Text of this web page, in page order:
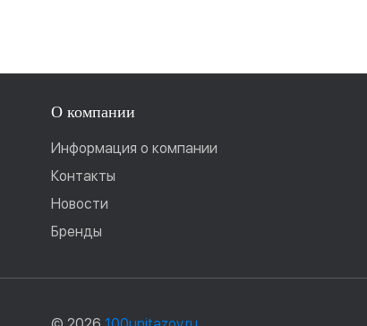
О компании
Информация о компании
Контакты
Новости
Бренды